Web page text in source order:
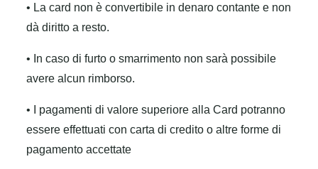
• La card non è convertibile in denaro contante e non
dà diritto a resto.
• In caso di furto o smarrimento non sarà possibile
avere alcun rimborso.
• I pagamenti di valore superiore alla Card potranno
essere effettuati con carta di credito o altre forme di
pagamento accettate